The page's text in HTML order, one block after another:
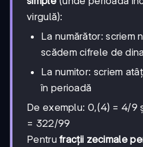
virgulă):
La numărător: scriem
scădem cifrele de
La numitor: scriem
în perioadă
De exemplu: 0,(4) = 4/9
= 322/99
Pentrufracții zecimale